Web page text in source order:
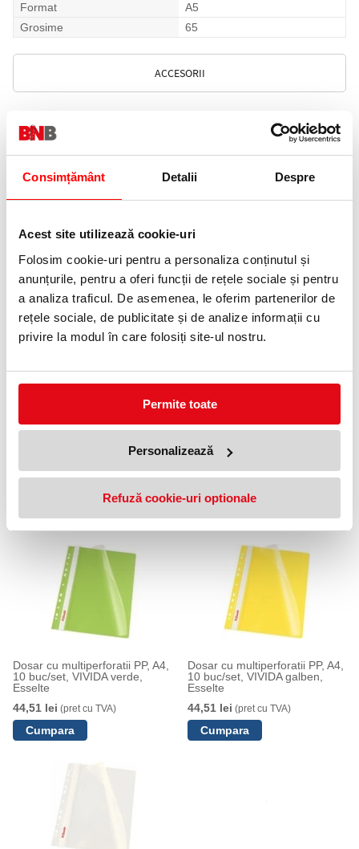
Consimțământ Detalii Despre
Acest site utilizează cookie-uri
Folosim cookie-uri pentru a personaliza conținutul și
anunțurile, pentru a oferi funcții de rețele sociale și pentru
a analiza traficul. De asemenea, le oferim partenerilor de
rețele sociale, de publicitate și de analize informații cu
privire la modul în care folosiți site-ul nostru.
Permite toate
Personalizează
Refuză cookie-uri optionale
Format
A5
Grosime
65
ACCESORII
Biblioraft No1 Power, PP/PP, A4,
28,95 lei(pret cu TVA)
Biblioraft No.1 Power, PP/PP,
A4, 75 mm, Esselte culoarea
nisipului
28,95 lei(pret cu TVA)
Maner de transfer pentru alonje
30,75 lei(pret cu TVA)
Dosar cu multiperforatii PP, A4,
10 buc/set, VIVIDA negru,
Esselte
44,51 lei
(pret cu TVA)
Dosar cu multiperforatii PP, A4,
10 buc/set, VIVIDA verde,
Esselte
44,51 lei (pret cu TVA)
Dosar cu multiperforatii PP, A4,
10 buc/set, VIVIDA galben,
Esselte
44,51 lei (pret cu TVA)